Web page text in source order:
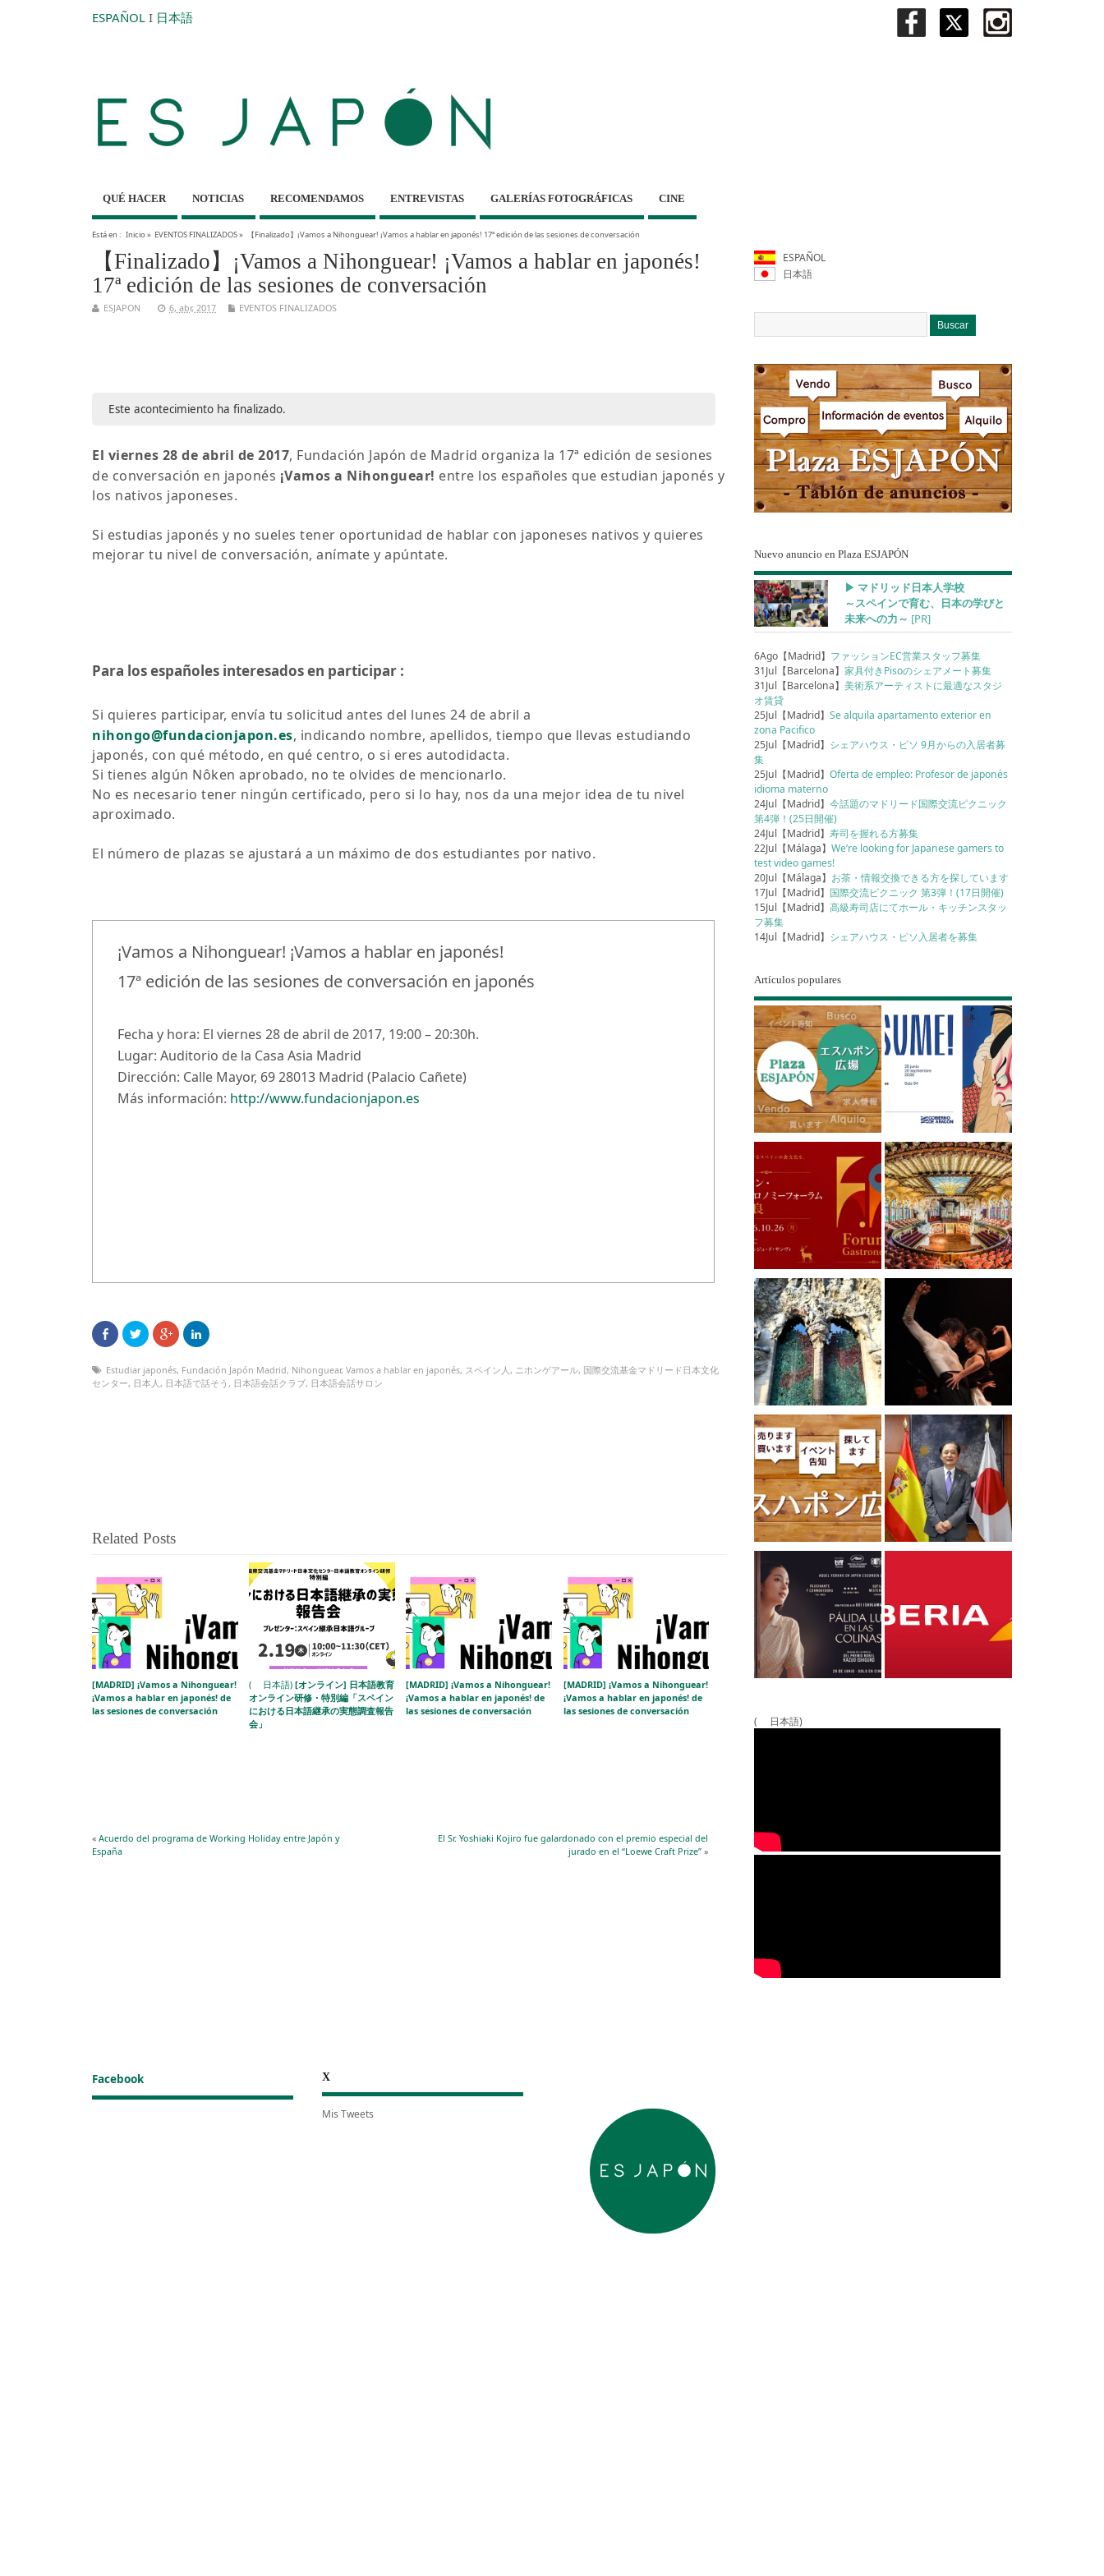
ESPAÑOL I 日本語
QUÉ HACER NOTICIAS RECOMENDAMOS ENTREVISTAS GALERÍAS FOTOGRÁFICAS CINE
Está en : Inicio» EVENTOS FINALIZADOS» 【Finalizado】¡Vamos a Nihonguear! ¡Vamos a hablar en japonés! 17ª edición de las sesiones de conversación
【Finalizado】¡Vamos a Nihonguear! ¡Vamos a hablar en japonés!
17ª edición de las sesiones de conversación
ESJAPON 6, abr, 2017 EVENTOS FINALIZADOS
Este acontecimiento ha finalizado.
El viernes 28 de abril de 2017, Fundación Japón de Madrid organiza la 17ª edición de sesiones
de conversación en japonés ¡Vamos a Nihonguear! entre los españoles que estudian japonés y
los nativos japoneses.
Si estudias japonés y no sueles tener oportunidad de hablar con japoneses nativos y quieres
mejorar tu nivel de conversación, anímate y apúntate.
Para los españoles interesados en participar :
Si quieres participar, envía tu solicitud antes del lunes 24 de abril a
nihongo@fundacionjapon.es, indicando nombre, apellidos, tiempo que llevas estudiando
japonés, con qué método, en qué centro, o si eres autodidacta.
Si tienes algún Nôken aprobado, no te olvides de mencionarlo.
No es necesario tener ningún certificado, pero si lo hay, nos da una mejor idea de tu nivel
aproximado.
El número de plazas se ajustará a un máximo de dos estudiantes por nativo.
¡Vamos a Nihonguear! ¡Vamos a hablar en japonés!
17ª edición de las sesiones de conversación en japonés
Fecha y hora: El viernes 28 de abril de 2017, 19:00 – 20:30h.
Lugar: Auditorio de la Casa Asia Madrid
Dirección: Calle Mayor, 69 28013 Madrid (Palacio Cañete)
Más información: http://www.fundacionjapon.es
Estudiar japonés, Fundación Japón Madrid, Nihonguear, Vamos a hablar en japonés, スペイン人, ニホンゲアール, 国際交流基金マドリード日本文化
センター, 日本人, 日本語で話そう , 日本語会話クラブ, 日本語会話サロン
Related Posts
[MADRID] ¡Vamos a Nihonguear!
¡Vamos a hablar en japonés! de
las sesiones de conversación
( 日本語)[オンライン] 日本語教育
オンライン研修・特別編「スペイン
における日本語継承の実態調査報告
会」
[MADRID] ¡Vamos a Nihonguear!
¡Vamos a hablar en japonés! de
las sesiones de conversación
[MADRID] ¡Vamos a Nihonguear!
¡Vamos a hablar en japonés! de
las sesiones de conversación
« Acuerdo del programa de Working Holiday entre Japón y
España
El Sr. Yoshiaki Kojiro fue galardonado con el premio especial del
jurado en el “Loewe Craft Prize”»
ESPAÑOL
日本語
Nuevo anuncio en Plaza ESJAPÓN
▶︎ マドリッド日本人学校
～スペインで育む、日本の学びと
未来への力～ [PR]
6Ago【Madrid】 ファッションEC営業スタッフ募集
31Jul【Barcelona】家具付きPisoのシェアメート募集
31Jul【Barcelona】美術系アーティストに最適なスタジ
オ賃貸
25Jul【Madrid】Se alquila apartamento exterior en
zona Pacifico
25Jul【Madrid】 シェアハウス・ピソ 9月からの入居者募
集
25Jul【Madrid】Oferta de empleo: Profesor de japonés
idioma materno
24Jul【Madrid】今話題のマドリード国際交流ピクニック
第4弾！(25日開催)
24Jul【Madrid】寿司を握れる方募集
22Jul【Málaga】We’re looking for Japanese gamers to
test video games!
20Jul【Málaga】 お茶・情報交換できる方を探しています
17Jul【Madrid】 国際交流ピクニック 第3弾！(17日開催)
15Jul【Madrid】高級寿司店にてホール・キッチンスタッ
フ募集
14Jul【Madrid】 シェアハウス・ピソ入居者を募集
Artículos populares
( 日本語)
Facebook X
Mis Tweets